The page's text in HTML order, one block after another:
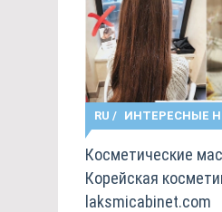
RU / ИНТЕРЕСНЫЕ
Косметические
Корейская
laksmicabinet.com